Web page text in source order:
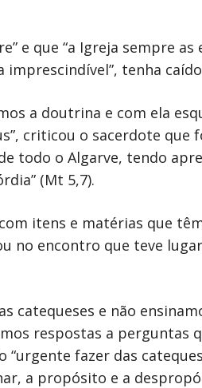
e que “a Igreja sempre
tenha
a doutrina e com ela
criticou o sacerdote que
todo o Algarve, tendo
(Mt 5,7).
itens e matérias que
no encontro que teve
catequeses e não
respostas a perguntas
fazer das
a propósito e a